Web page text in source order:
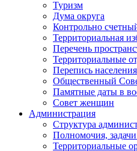
Туризм
Дума округа
Контрольно
Территориальная
Перечень
Территориальные
Перепись
Общественный
Памятные даты в
Совет женщин
Администрация
Структура
Полномочия,
Территориальные